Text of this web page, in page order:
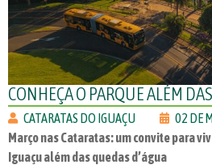
CONHEÇA O PARQUE ALÉM
CATARATAS DO IGUAÇU
02 DE
Março nas Cataratas: um convite para
Iguaçu além das quedas d’água